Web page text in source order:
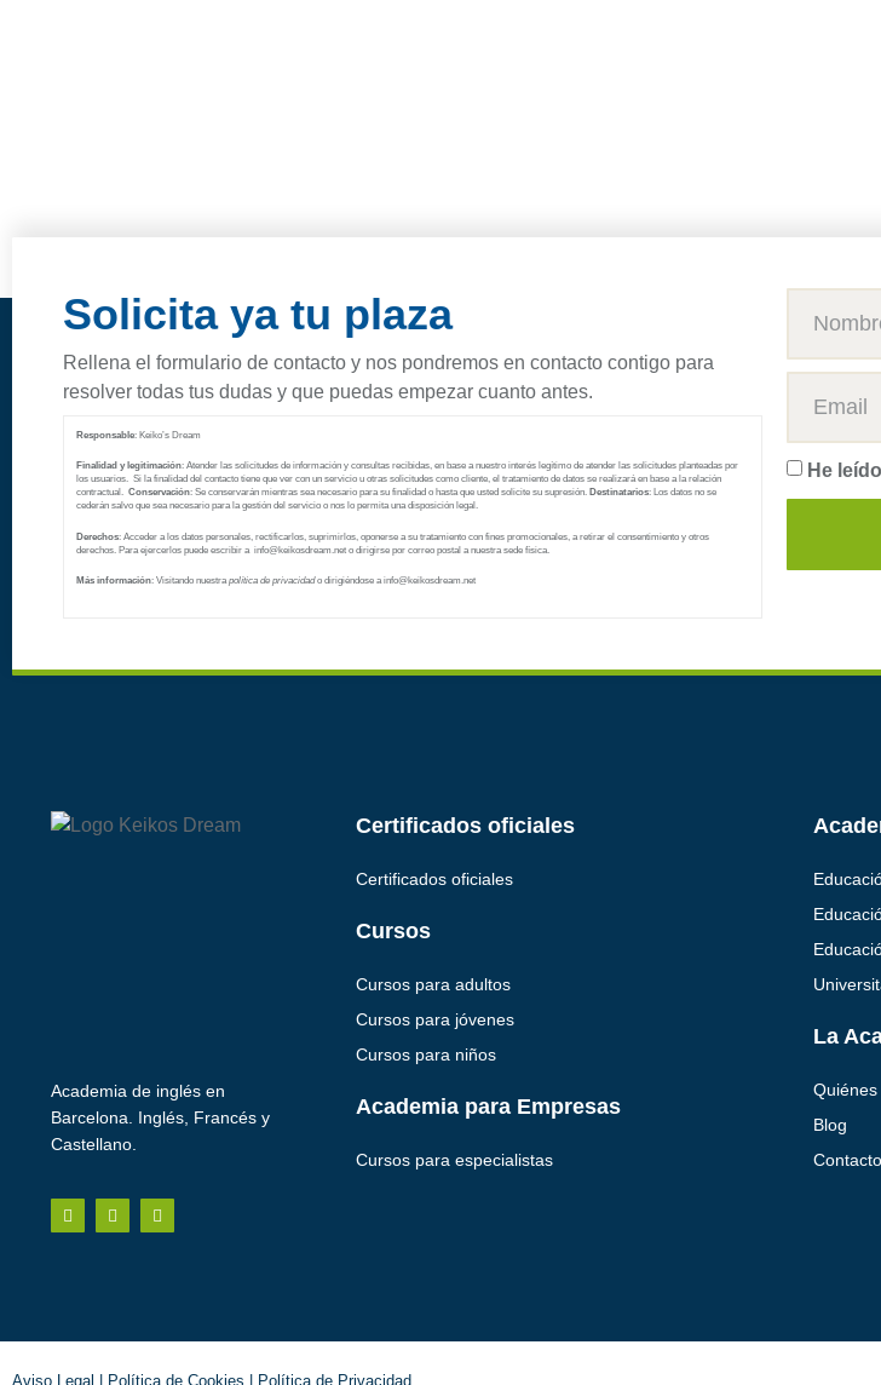
Solicita ya tu plaza
Rellena el formulario de contacto y nos pondremos en contacto contigo para
resolver todas tus dudas y que puedas empezar cuanto antes.
Responsable: Keiko’s Dream
Finalidad y legitimación: Atender las solicitudes de información y consultas recibidas, en base a nuestro interés legítimo de atender las solicitudes planteadas por
los usuarios. Si la finalidad del contacto tiene que ver con un servicio u otras solicitudes como cliente, el tratamiento de datos se realizará en base a la relación
contractual. Conservación: Se conservarán mientras sea necesario para su finalidad o hasta que usted solicite su supresión. Destinatarios: Los datos no se
cederán salvo que sea necesario para la gestión del servicio o nos lo permita una disposición legal.
Derechos: Acceder a los datos personales, rectificarlos, suprimirlos, oponerse a su tratamiento con fines promocionales, a retirar el consentimiento y otros
derechos. Para ejercerlos puede escribir a info@keikosdream.net o dirigirse por correo postal a nuestra sede física.
Más información: Visitando nuestrapolítica de privacidad o dirigiéndose a info@keikosdream.net
He
Academia de inglés en
Barcelona. Inglés, Francés y
Castellano.
Certificados oficiales
Certificados oficiales
Cursos
Cursos para adultos
Cursos para jóvenes
Cursos para niños
Academia para Empresas
Cursos para especialistas
La
Blog
Contacto
Aviso Legal Política de Cookies Política de Privacidad